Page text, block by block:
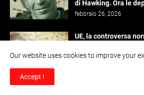
di Hawking. Ora le
febbraio 26, 2026
UE, la controversa
europei
Our website uses cookies to improve your
Accept !